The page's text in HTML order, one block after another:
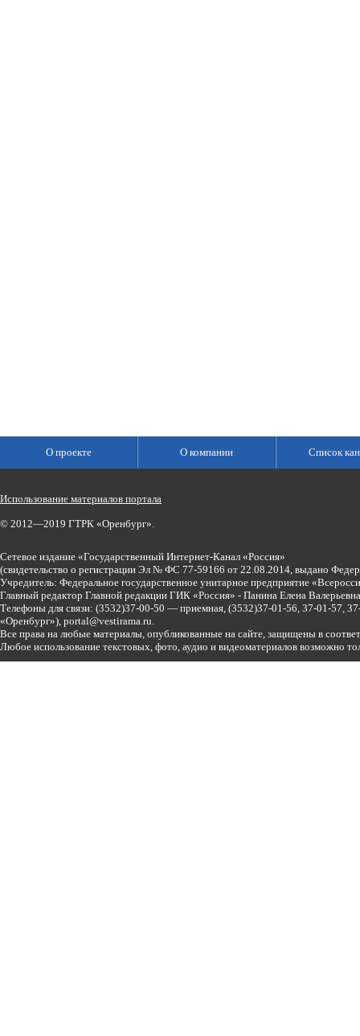
О проекте О компании Список
Использование материалов портала
© 2012—2019 ГТРК «Оренбург».
Сетевое издание «Государственный Интернет-Канал «Россия»
(свидетельство о регистрации Эл № ФС 77-59166 от 22.08.2014, выдано
Учредитель: Федеральное государственное унитарное предприятие
Главный редактор Главной редакции ГИК «Россия» - Панина Елена
Телефоны для связи: (3532)37-00-50 — приемная, (3532)37-01-56, 37-01-57,
«Оренбург»), portal@vestirama.ru.
Все права на любые материалы, опубликованные на сайте, защищены в
Любое использование текстовых, фото, аудио и видеоматериалов возможно